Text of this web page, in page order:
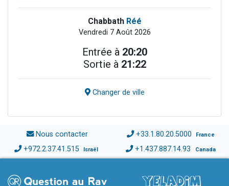
Chabbath Réé
Vendredi 7 Août 2026
Entrée à 20:20
Sortie à 21:22
Changer de ville
Nous contacter +33.1.80.20.5000 France
+972.2.37.41.515 Israël +1.437.887.14.93 Canada